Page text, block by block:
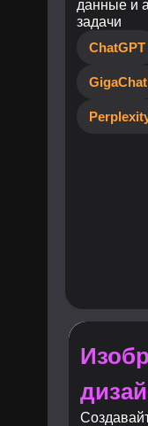
данные и
задачи
ChatGPT
GigaChat